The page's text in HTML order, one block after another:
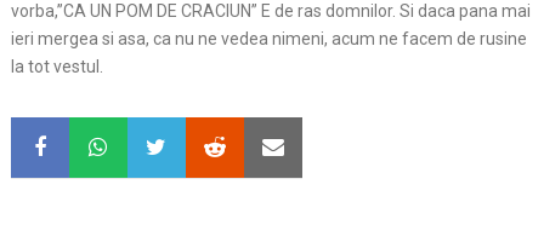
vorba,”CA UN POM DE CRACIUN” E de ras domnilor. Si daca pana mai
ieri mergea si asa, ca nu ne vedea nimeni, acum ne facem de rusine
la tot vestul.